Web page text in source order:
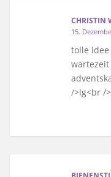
CHRISTIN
15.
tolle idee
/>lg<br /